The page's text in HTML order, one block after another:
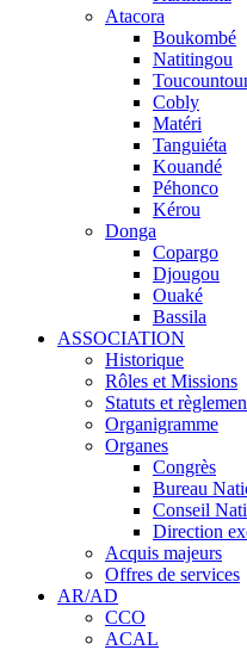
Atacora
Boukombé
Natitingou
Cobly
Matéri
Tanguiéta
Kouandé
Péhonco
Kérou
Donga
Copargo
Djougou
Ouaké
Bassila
ASSOCIATION
Historique
Rôles et Missions
Statuts et
Organigramme
Organes
Congrès
Bureau
Conseil
Direction
Acquis majeurs
Offres de services
AR/AD
CCO
ACAL